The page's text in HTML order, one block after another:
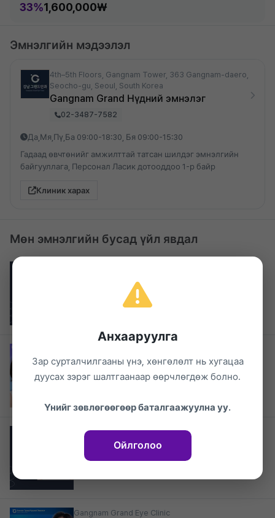
33%1,600,000₩
Эмнэлгийн мэдээлэл
4th–5th Floors, Gangnam Tower, 363 Gangnam-daero,
Seocho-gu, Seoul, South Korea
Gangnam Grand Нүдний эмнэлэг
02-3487-7582
Да,Мя,Пү,Ба 09:00-18:30, Бя 09:00-15:30
Гадаад өвчтөнийг амжилттай татсан шилдэг эмнэлгийн
байгууллага, Персонал Ласик дотооддоо 1-р байр
Клиник харах
Мөн эмнэлгийн бусад үйл явдал
Gangnam Grand нүдний эмнэлэг - Линз
суулгах мэс заслын урамшуулал
4,600,000₩
All Laser-аар аюулгүй, One Step 2Day
Lasek
2026.03.27 ~ 2027.03.27
Gangnam Grand Eye Clinic
4-р үеийн Clear View Smile Lasik
24%
Gangnam Grand Eye Clinic
Анхааруулга
Зар сурталчилгааны үнэ, хөнгөлөлт нь хугацаа
дуусах зэрэг шалтгаанаар өөрчлөгдөж болно.
Үнийг зөвлөгөөгөөр баталгаажуулна уу.
Ойлголоо